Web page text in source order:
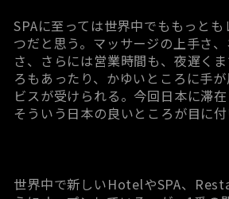
SPAに至っては世界中でももっと
つだと思う。マッサージの上手さ
さ、さらには営業時間も、夜遅く
ろもあったり、かゆいところに手
ビスが受けられる。今回日本に滞
そういう日本の良いところが目に付
世界中で新しいHotelやSPA、